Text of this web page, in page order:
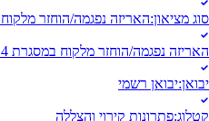
סוג מציאון:האריזה נפגמה/הוחזר מלקוח במסגרת
האריזה נפגמה/הוחזר מלקוח במסגרת 14 ימי החזרה
יבואן:יבואן רשמי
קטלוג:פתרונות קירוי והצללה